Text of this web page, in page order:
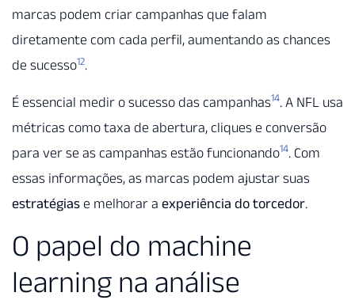
marcas podem criar campanhas que falam
diretamente com cada perfil, aumentando as chances
de sucesso12.
É essencial medir o sucesso das campanhas14. A NFL usa
métricas como taxa de abertura, cliques e conversão
para ver se as campanhas estão funcionando14. Com
essas informações, as marcas podem ajustar suas
estratégias e melhorar a experiência do torcedor.
O papel do machine
learning na análise